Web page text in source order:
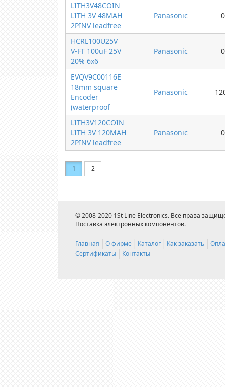
LITH3V48COIN
LITH 3V 48MAH
2PINV leadfree
Panasonic 0
HCRL100U25V
V-FT 100uF 25V
20% 6x6
Panasonic 0
EVQV9C00116E
18mm square
Encoder
(waterproof
Panasonic
LITH3V120COIN
LITH 3V 120MAH
2PINV leadfree
Panasonic 0
1 2
© 2008-2020 1St Line Electronics. Все права
Поставка электронных компонентов.
Главная О фирме Каталог Как заказать
Сертификаты
Контакты